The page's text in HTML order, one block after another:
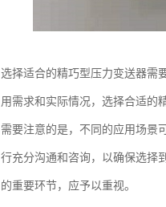
选择适合的精巧型压力变送器需
用需求和实际情况，选择合适的
需要注意的是，不同的应用场景
行充分沟通和咨询，以确保选择
的重要环节，应予以重视。